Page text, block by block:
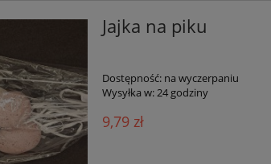
Jajka na piku
Dostępność: na wyczerpaniu
Wysyłka w:24 godziny
9,79 zł